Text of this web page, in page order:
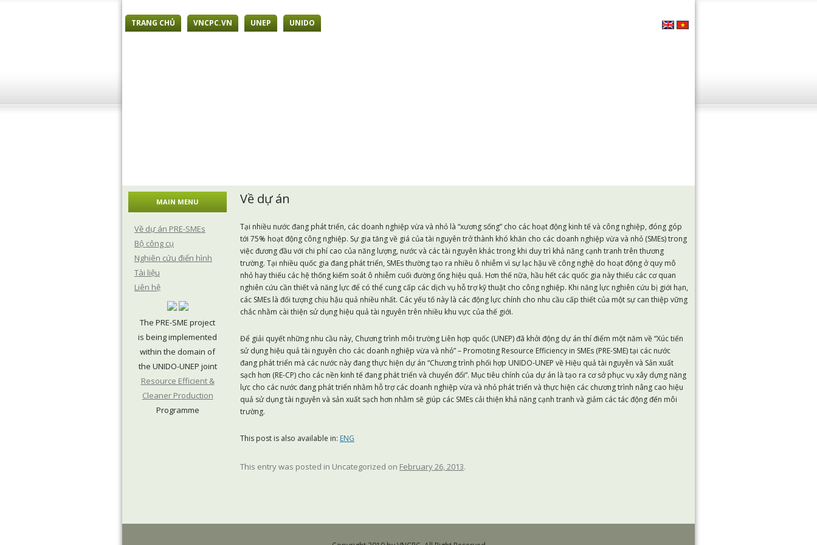
TRANG CHỦ VNCPC.VN UNEP UNIDO
Về dự án
Tại nhiều nước đang phát triển, các doanh nghiệp vừa và nhỏ là “xương sống” cho các hoạt động kinh tế và công nghiệp, đóng góp
tới 75% hoạt động công nghiệp. Sự gia tăng về giá của tài nguyên trở thành khó khăn cho các doanh nghiệp vừa và nhỏ (SMEs) trong
việc đương đầu với chi phí cao của năng lượng, nước và các tài nguyên khác trong khi duy trì khả năng cạnh tranh trên thương
trường. Tại nhiều quốc gia đang phát triển, SMEs thường tạo ra nhiều ô nhiễm vì sự lạc hậu về công nghệ do hoạt động ở quy mô
nhỏ hay thiếu các hệ thống kiếm soát ô nhiễm cuối đường ống hiệu quả. Hơn thế nữa, hầu hết các quốc gia này thiếu các cơ quan
nghiên cứu cần thiết và năng lực để có thể cung cấp các dịch vụ hỗ trợ kỹ thuật cho công nghiệp. Khi năng lực nghiên cứu bị giới hạn,
các SMEs là đối tượng chịu hậu quả nhiều nhất. Các yếu tố này là các động lực chính cho nhu cầu cấp thiết của một sự can thiệp vững
chắc nhằm cài thiện sử dụng hiệu quả tài nguyên trên nhiều khu vực của thế giới.
Để giải quyết những nhu cầu này, Chương trình môi trường Liên hợp quốc (UNEP) đã khởi động dự án thí điểm một năm về “Xúc tiến
sử dụng hiệu quả tài nguyên cho các doanh nghiệp vừa và nhỏ” – Promoting Resource Efficiency in SMEs (PRE-SME) tại các nước
đang phát triển mà các nước này đang thực hiện dự án “Chương trình phối hợp UNIDO-UNEP về Hiệu quả tài nguyên và Sản xuất
sạch hơn (RE-CP) cho các nền kinh tế đang phát triển và chuyển đổi”. Mục tiêu chính của dự án là tạo ra cơ sở phục vụ xây dựng năng
lực cho các nước đang phát triển nhằm hỗ trợ các doanh nghiệp vừa và nhỏ phát triển và thực hiện các chương trình nâng cao hiệu
quả sử dụng tài nguyên và sản xuất sạch hơn nhằm sẽ giúp các SMEs cải thiện khả năng cạnh tranh và giảm các tác động đến môi
trường.
This post is also available in: ENG
This entry was posted in Uncategorized on February 26, 2013.
MAIN MENU
Về dự án PRE-SMEs
Bộ công cụ
Nghiên cứu điển hình
Tài liệu
Liên hệ
The PRE-SME project
is being implemented
within the domain of
the UNIDO-UNEP joint
Resource Efficient &
Cleaner Production
Programme